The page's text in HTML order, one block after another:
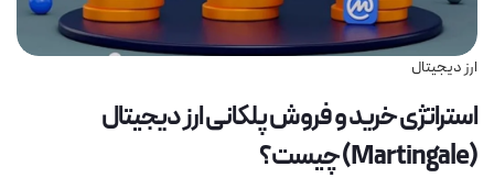
ارز دیجیتال
استراتژی خرید و فروش پلکانی ارز دیجیتال
(Martingale) چیست؟